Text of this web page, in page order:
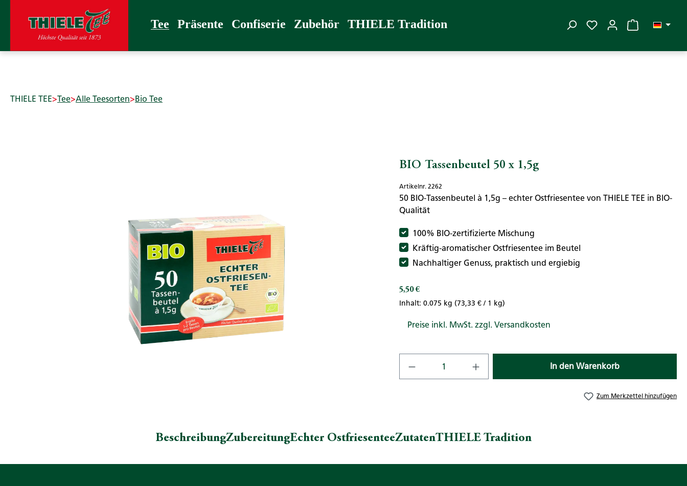
Hauptinhalt springen
Zur Hauptnavigation springen
Tee Präsente Confiserie Zubehör THIELE Tradition Du hast 0 Produkte
Confiserie
THIELE TEE>Tee>Alle Teesorten>Bio Tee
BIO Tassenbeutel 50 x 1,5g
Artikelnr. 2262
50 BIO-Tassenbeutel à 1,5g – echter Ostfriesentee von THIELE TEE in BIO-
Qualität
100% BIO-zertifizierte Mischung
Kräftig-aromatischer Ostfriesentee im Beutel
Nachhaltiger Genuss, praktisch und ergiebig
Regulärer Preis:
5,50 €
Inhalt: 0.075 kg (73,33 € / 1 kg)
Preise inkl. MwSt. zzgl. Versandkosten
Produkt Anzahl: Gib den gewünschten Wert
In den Warenkorb
Zum Merkzettel hinzufügen
BeschreibungZubereitungEchter OstfriesenteeZutatenTHIELE Tradition